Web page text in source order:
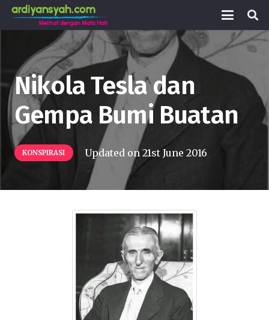
Nikola Tesla dan
Gempa Bumi Buatan
KONSPIRASI Updated on21st June 2016